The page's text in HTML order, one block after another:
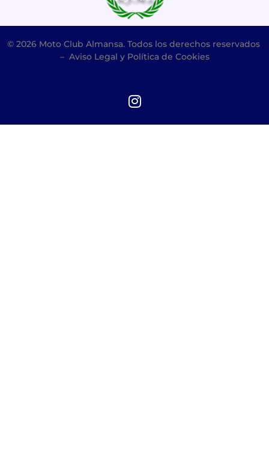
© 2026 Moto Club Almansa. Todos los derechos reservados
– Aviso Legal y Política de Cookies